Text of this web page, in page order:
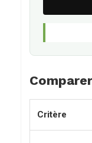
Critère